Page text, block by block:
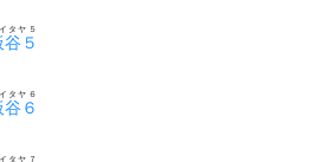
５
タヤ５
６
タヤ６
タヤ７